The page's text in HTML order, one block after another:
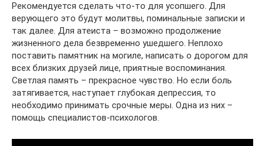
Рекомендуется сделать что-то для усопшего. Для
верующего это будут молитвы, поминальные записки и
так далее. Для атеиста – возможно продолжение
жизненного дела безвременно ушедшего. Неплохо
поставить памятник на могиле, написать о дорогом для
всех близких друзей лице, приятные воспоминания.
Светлая память – прекрасное чувство. Но если боль
затягивается, наступает глубокая депрессия, то
необходимо принимать срочные меры. Одна из них –
помощь специалистов-психологов.